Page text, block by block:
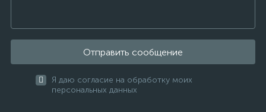
Отправить сообщение
Я даю согласие на обработку моих
персональных данных